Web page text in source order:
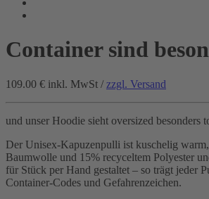
Container sind
109.00 € inkl. MwSt / zzgl. Versand
und unser Hoodie sieht oversized besonders
Der Unisex-Kapuzenpulli ist kuschelig
Baumwolle und 15% recyceltem Polyester
für Stück per Hand gestaltet – so trägt jeder
Container-Codes und Gefahrenzeichen.